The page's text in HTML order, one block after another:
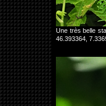
Une très belle
46.393364,